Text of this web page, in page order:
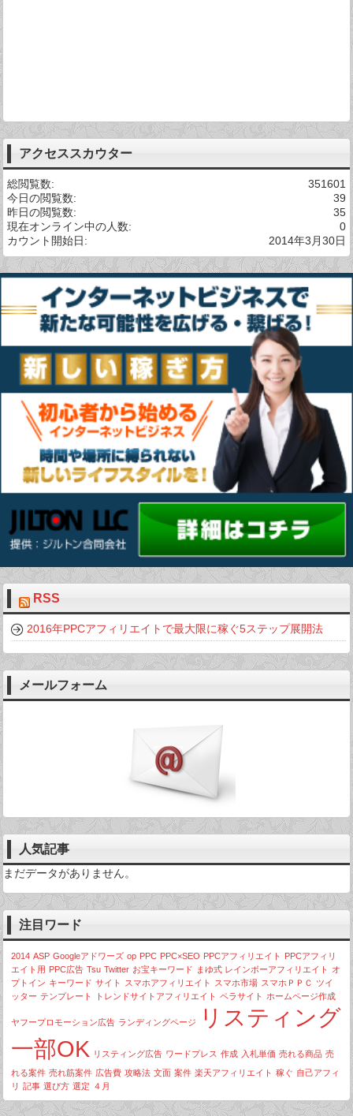
アクセススカウター
351601
総閲覧数:
39
今日の閲覧数:
35
昨日の閲覧数:
0
現在オンライン中の人数:
2014年3月30日
カウント開始日:
RSS
2016年PPCアフィリエイトで最大限に稼ぐ5ステップ展開法
メールフォーム
人気記事
まだデータがありません。
注目ワード
2014 ASP Googleアドワーズ op PPC PPC×SEO PPCアフィリエイト
PPCアフィリ
エイト用
PPC広告 Tsu Twitter お宝キーワード まゆ式 レインボーアフィリエイト オ
プトイン キーワード サイト スマホアフィリエイト スマホ市場 スマホＰＰＣ ツイ
ッター テンプレート トレンドサイトアフィリエイト ペラサイト ホームページ作成
ヤフープロモーション広告 ランディングページ
リスティング
一部OK リスティング広告 ワードプレス 作成 入札単価 売れる商品 売
れる案件 売れ筋案件 広告費 攻略法 文面 案件 楽天アフィリエイト 稼ぐ 自己アフィ
リ
記事 選び方 選定 ４月